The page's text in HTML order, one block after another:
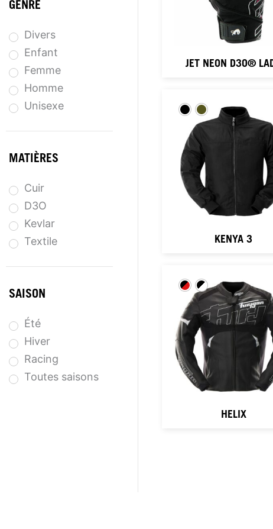
GENRE
Divers
Enfant
Femme
Homme
Unisexe
MATIÈRES
Cuir
D3O
Kevlar
Textile
SAISON
Été
Hiver
Racing
Toutes saisons
JET NEON D3O®
KENYA 3
HELIX